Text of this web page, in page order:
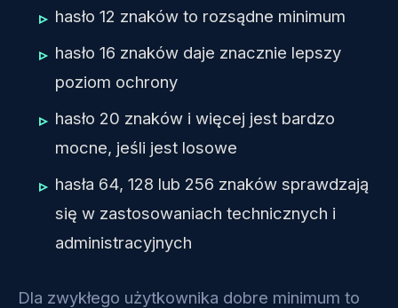
hasło 12 znaków to rozsądne minimum
hasło 16 znaków daje znacznie lepszy
poziom ochrony
hasło 20 znaków i więcej jest bardzo
mocne, jeśli jest losowe
hasła 64, 128 lub 256 znaków sprawdzają
się w zastosowaniach technicznych i
administracyjnych
Dla zwykłego użytkownika dobre minimum to